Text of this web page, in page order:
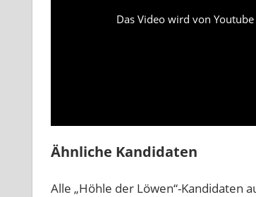
Das Video wird von
Ähnliche Kandidaten
Alle „Höhle der Löwen“-Kandidaten